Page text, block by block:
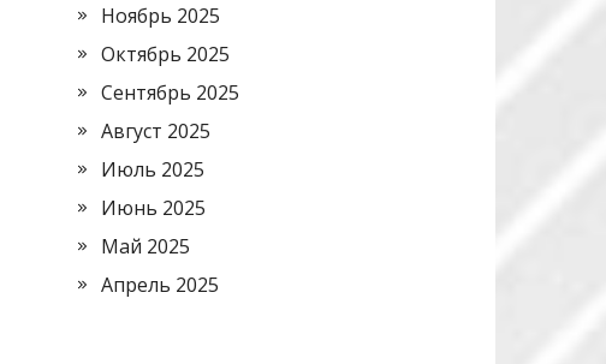
Ноябрь 2025
Октябрь 2025
Сентябрь 2025
Август 2025
Июль 2025
Июнь 2025
Май 2025
Апрель 2025